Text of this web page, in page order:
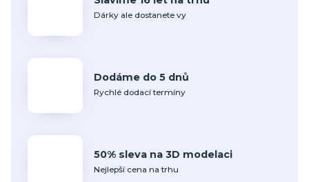
Dárky ale dostanete vy
Dodáme do 5 dnů
Rychlé dodací termíny
50% sleva na 3D modelaci
Nejlepší cena na trhu